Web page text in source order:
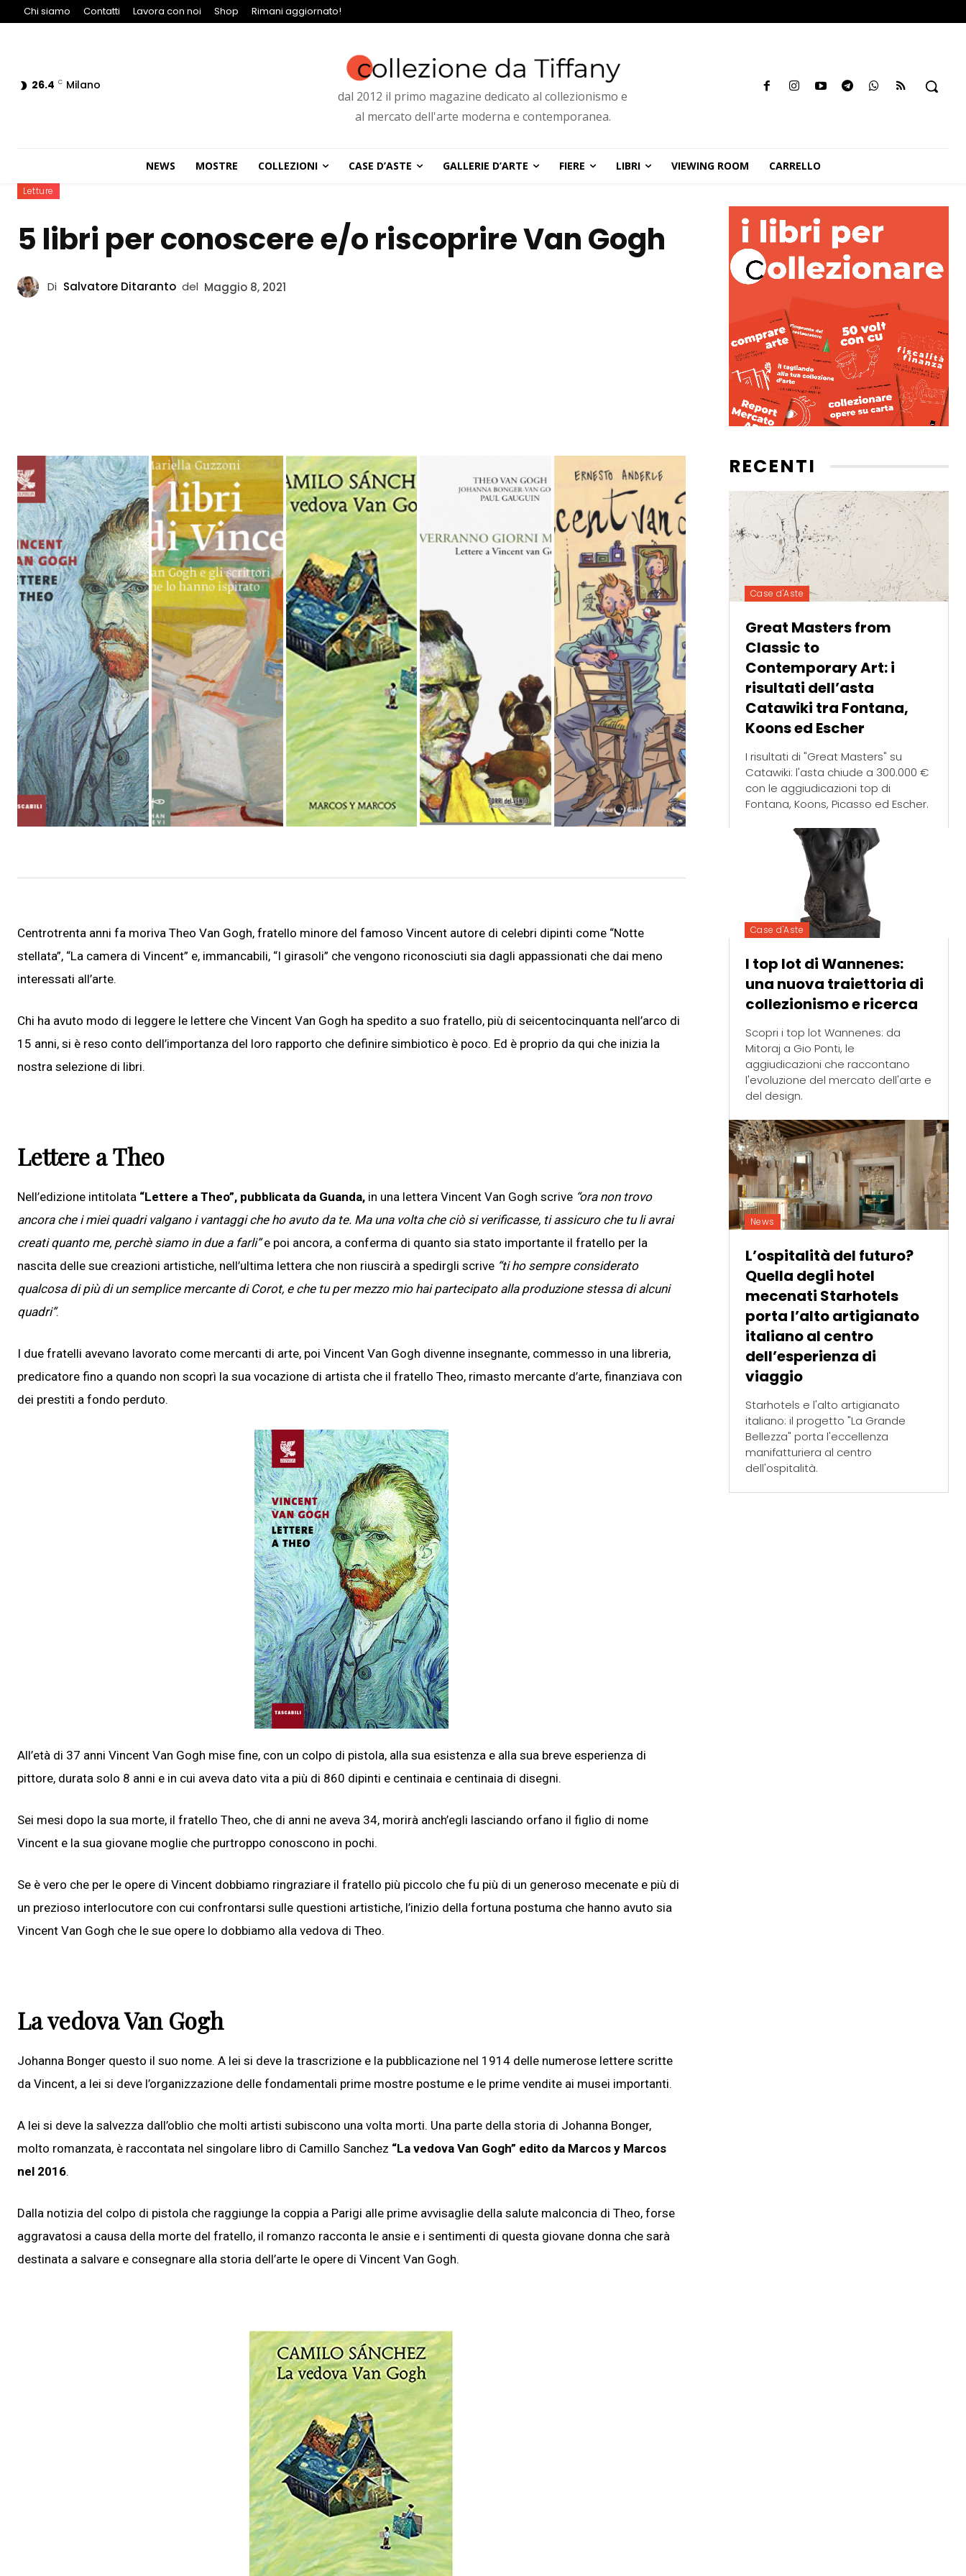
Chi siamo Contatti Lavora con noi Shop Rimani aggiornato!
26.4 C Milano
dal 2012 il primo magazine dedicato al collezionismo e
al mercato dell'arte moderna e contemporanea.
NEWS MOSTRE COLLEZIONI CASE D’ASTE GALLERIE D’ARTE FIERE LIBRI VIEWING ROOM CARRELLO
Letture
5 libri per conoscere e/o riscoprire Van Gogh
Di Salvatore Ditaranto del Maggio 8, 2021
Centrotrenta anni fa moriva Theo Van Gogh, fratello minore del famoso Vincent autore di celebri dipinti come “Notte
stellata”, “La camera di Vincent” e, immancabili, “I girasoli” che vengono riconosciuti sia dagli appassionati che dai meno
interessati all’arte.
Chi ha avuto modo di leggere le lettere che Vincent Van Gogh ha spedito a suo fratello, più di seicentocinquanta nell’arco di
15 anni, si è reso conto dell’importanza del loro rapporto che definire simbiotico è poco. Ed è proprio da qui che inizia la
nostra selezione di libri.
Lettere a Theo
Nell’edizione intitolata “Lettere a Theo”, pubblicata da Guanda, in una lettera Vincent Van Gogh scrive “ora non trovo
ancora che i miei quadri valgano i vantaggi che ho avuto da te. Ma una volta che ciò si verificasse, ti assicuro che tu li avrai
creati quanto me, perchè siamo in due a farli”e poi ancora, a conferma di quanto sia stato importante il fratello per la
nascita delle sue creazioni artistiche, nell’ultima lettera che non riuscirà a spedirgli scrive “ti ho sempre considerato
qualcosa di più di un semplice mercante di Corot, e che tu per mezzo mio hai partecipato alla produzione stessa di alcuni
quadri”.
I due fratelli avevano lavorato come mercanti di arte, poi Vincent Van Gogh divenne insegnante, commesso in una libreria,
predicatore fino a quando non scoprì la sua vocazione di artista che il fratello Theo, rimasto mercante d’arte, finanziava con
dei prestiti a fondo perduto.
All’età di 37 anni Vincent Van Gogh mise fine, con un colpo di pistola, alla sua esistenza e alla sua breve esperienza di
pittore, durata solo 8 anni e in cui aveva dato vita a più di 860 dipinti e centinaia e centinaia di disegni.
Sei mesi dopo la sua morte, il fratello Theo, che di anni ne aveva 34, morirà anch’egli lasciando orfano il figlio di nome
Vincent e la sua giovane moglie che purtroppo conoscono in pochi.
Se è vero che per le opere di Vincent dobbiamo ringraziare il fratello più piccolo che fu più di un generoso mecenate e più di
un prezioso interlocutore con cui confrontarsi sulle questioni artistiche, l’inizio della fortuna postuma che hanno avuto sia
Vincent Van Gogh che le sue opere lo dobbiamo alla vedova di Theo.
La vedova Van Gogh
Johanna Bonger questo il suo nome. A lei si deve la trascrizione e la pubblicazione nel 1914 delle numerose lettere scritte
da Vincent, a lei si deve l’organizzazione delle fondamentali prime mostre postume e le prime vendite ai musei importanti.
A lei si deve la salvezza dall’oblio che molti artisti subiscono una volta morti. Una parte della storia di Johanna Bonger,
molto romanzata, è raccontata nel singolare libro di Camillo Sanchez “La vedova Van Gogh” edito da Marcos y Marcos
nel 2016.
Dalla notizia del colpo di pistola che raggiunge la coppia a Parigi alle prime avvisaglie della salute malconcia di Theo, forse
aggravatosi a causa della morte del fratello, il romanzo racconta le ansie e i sentimenti di questa giovane donna che sarà
destinata a salvare e consegnare alla storia dell’arte le opere di Vincent Van Gogh.
RECENTI
Case d'Aste
Great Masters from
Classic to
Contemporary Art: i
risultati dell’asta
Catawiki tra Fontana,
Koons ed Escher
I risultati di "Great Masters" su
Catawiki: l'asta chiude a 300.000 €
con le aggiudicazioni top di
Fontana, Koons, Picasso ed Escher.
Case d'Aste
I top lot di Wannenes:
una nuova traiettoria di
collezionismo e ricerca
Scopri i top lot Wannenes: da
Mitoraj a Gio Ponti, le
aggiudicazioni che raccontano
l'evoluzione del mercato dell'arte e
del design.
News
L’ospitalità del futuro?
Quella degli hotel
mecenati Starhotels
porta l’alto artigianato
italiano al centro
dell’esperienza di
viaggio
Starhotels e l'alto artigianato
italiano: il progetto "La Grande
Bellezza" porta l'eccellenza
manifatturiera al centro
dell'ospitalità.